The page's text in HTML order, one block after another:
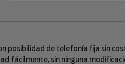
posibilidad de telefonía fija sin
fácilmente, sin ninguna